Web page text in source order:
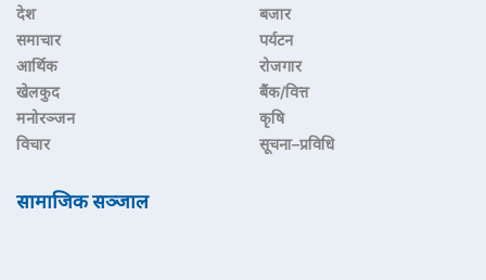
देश
समाचार
आर्थिक
खेलकुद
मनोरञ्जन
विचार
बजार
पर्यटन
रोजगार
बैंक/वित्त
कृषि
सूचना–प्रविधि
सामाजिक सञ्जाल